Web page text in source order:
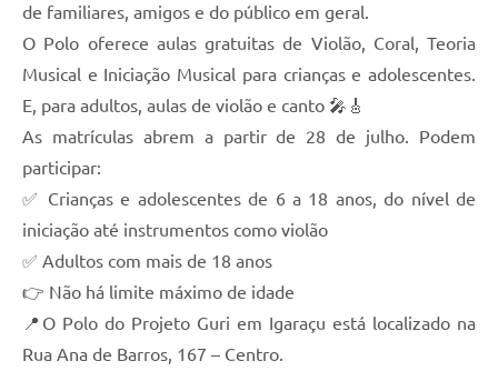
de familiares, amigos e do público em geral.
O Polo oferece aulas gratuitas de Violão, Coral, Teoria
Musical e Iniciação Musical para crianças e adolescentes.
E, para adultos, aulas de violão e canto 🎤🎸
As matrículas abrem a partir de 28 de julho. Podem
participar:
✅ Crianças e adolescentes de 6 a 18 anos, do nível de
iniciação até instrumentos como violão
✅ Adultos com mais de 18 anos
👉 Não há limite máximo de idade
📍O Polo do Projeto Guri em Igaraçu está localizado na
Rua Ana de Barros, 167 – Centro.